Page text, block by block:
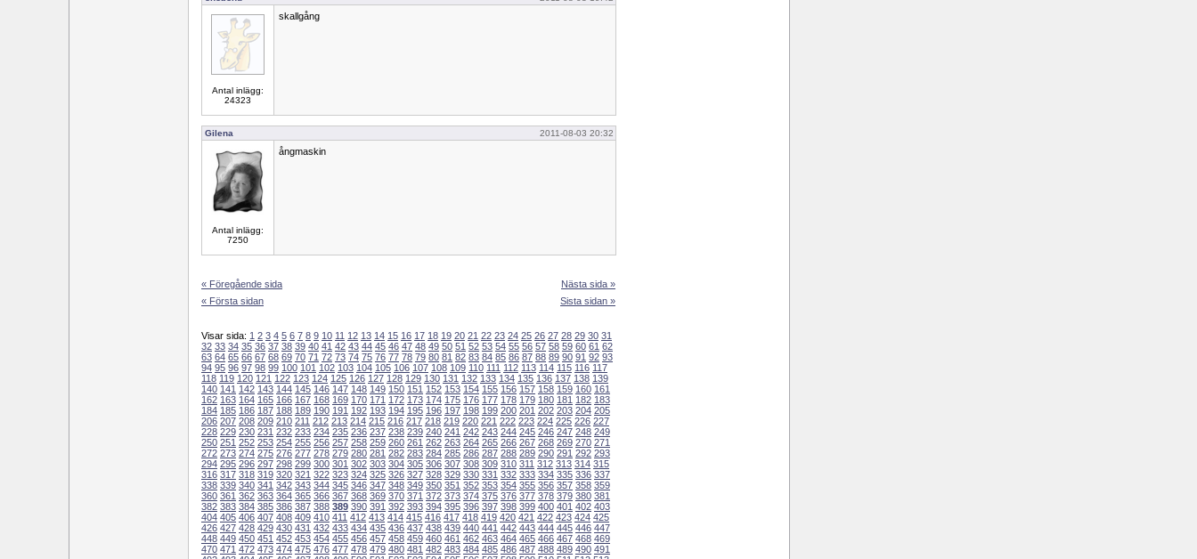
Antal inlägg:
24323
skallgång
Gilena 2011-08-03 20:32
Antal inlägg:
7250
ångmaskin
« Föregående sida
« Första sidan
Nästa sida »
Sista sidan »
Visar sida: 1 2 3 4 5 6 7 8 9 10 11 12 13 14 15 16 17 18 19 20 21 22 23 24 25 26 27 28 29 30 31
32 33 34 35 36 37 38 39 40 41 42 43 44 45 46 47 48 49 50 51 52 53 54 55 56 57 58 59 60 61 62
63 64 65 66 67 68 69 70 71 72 73 74 75 76 77 78 79 80 81 82 83 84 85 86 87 88 89 90 91 92 93
94 95 96 97 98 99 100 101 102 103 104 105 106 107 108 109 110 111 112 113 114 115 116 117
118 119 120 121 122 123 124 125 126 127 128 129 130 131 132 133 134 135 136 137 138 139
140 141 142 143 144 145 146 147 148 149 150 151 152 153 154 155 156 157 158 159 160 161
162 163 164 165 166 167 168 169 170 171 172 173 174 175 176 177 178 179 180 181 182 183
184 185 186 187 188 189 190 191 192 193 194 195 196 197 198 199 200 201 202 203 204 205
206 207 208 209 210 211 212 213 214 215 216 217 218 219 220 221 222 223 224 225 226 227
228 229 230 231 232 233 234 235 236 237 238 239 240 241 242 243 244 245 246 247 248 249
250 251 252 253 254 255 256 257 258 259 260 261 262 263 264 265 266 267 268 269 270 271
272 273 274 275 276 277 278 279 280 281 282 283 284 285 286 287 288 289 290 291 292 293
294 295 296 297 298 299 300 301 302 303 304 305 306 307 308 309 310 311 312 313 314 315
316 317 318 319 320 321 322 323 324 325 326 327 328 329 330 331 332 333 334 335 336 337
338 339 340 341 342 343 344 345 346 347 348 349 350 351 352 353 354 355 356 357 358 359
360 361 362 363 364 365 366 367 368 369 370 371 372 373 374 375 376 377 378 379 380 381
382 383 384 385 386 387 388 389 390 391 392 393 394 395 396 397 398 399 400 401 402 403
404 405 406 407 408 409 410 411 412 413 414 415 416 417 418 419 420 421 422 423 424 425
426 427 428 429 430 431 432 433 434 435 436 437 438 439 440 441 442 443 444 445 446 447
448 449 450 451 452 453 454 455 456 457 458 459 460 461 462 463 464 465 466 467 468 469
470 471 472 473 474 475 476 477 478 479 480 481 482 483 484 485 486 487 488 489 490 491